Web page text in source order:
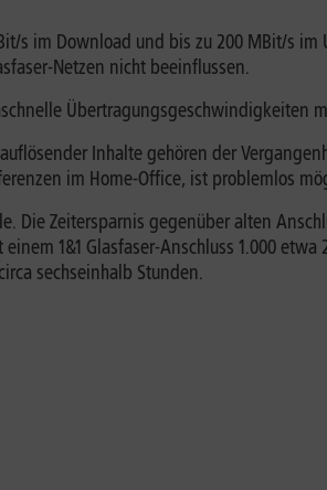
s im Download und bis zu 200 MBit/s
Netzen nicht beeinflussen.
Übertragungsgeschwindigkeiten
Inhalte gehören der
im Home-Office, ist problemlos
Die Zeitersparnis gegenüber alten
1&1 Glasfaser-Anschluss 1.000
sechseinhalb Stunden.